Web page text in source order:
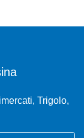
Trigolo,